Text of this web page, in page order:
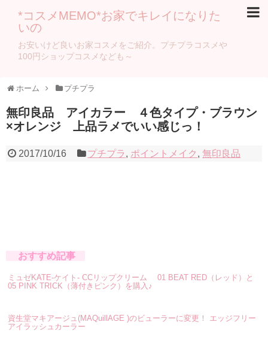
*コスメMEMO*お家でキレイになりた
いの
お安いけど良いお家コスメをご紹介。プチプラコスメや
100円ショップコスメなども～
ホーム プチプラ
無印良品 アイカラー ４色タイプ・ブラウン
×オレンジ 上品ラメでいい感じっ！
2017/10/16 プチプラ, ポイントメイク ,無印良品
おすすめ記事
ミュゼKATE-ケイト- CCリップクリーム 01 BEAT RED（レッド）と
05 PINK TRICK（薄付きピンク）を購入♪
資生堂マキアージュ(MAQuillAGE )のビューラーに変更！ エッジフリー
アイラッシュカーラー